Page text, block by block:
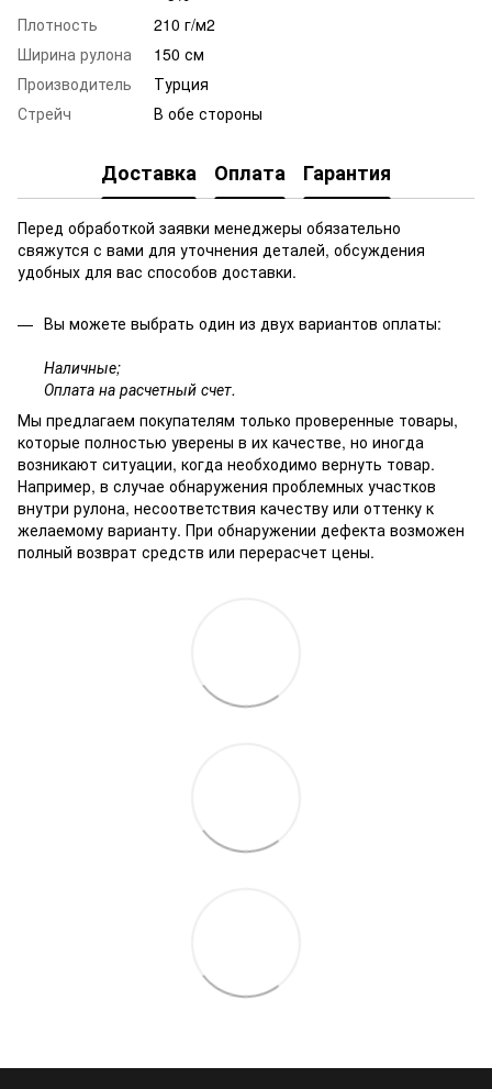
Плотность
210 г/м2
Ширина рулона
150 см
Производитель
Турция
Стрейч
В обе стороны
Доставка Оплата Гарантия
Перед обработкой заявки менеджеры обязательно
свяжутся с вами для уточнения деталей, обсуждения
удобных для вас способов доставки.
Вы можете выбрать один из двух вариантов оплаты:
Наличные;
Оплата на расчетный счет.
Мы предлагаем покупателям только проверенные товары,
которые полностью уверены в их качестве, но иногда
возникают ситуации, когда необходимо вернуть товар.
Например, в случае обнаружения проблемных участков
внутри рулона, несоответствия качеству или оттенку к
желаемому варианту. При обнаружении дефекта возможен
полный возврат средств или перерасчет цены.